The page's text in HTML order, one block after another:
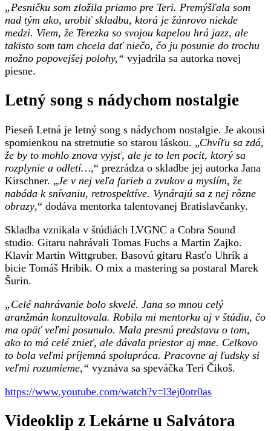
„ Pesničku som zložila priamo pre Teri. Premýšľala som
nad tým ako, urobiť skladbu, ktorá je žánrovo niekde
medzi. Viem, že Terezka so svojou kapelou hrá jazz, ale
takisto som tam chcela dať niečo, čo ju posunie do trochu
možno popovejšej polohy,“ vyjadrila sa autorka novej
piesne.
Letný song s nádychom nostalgie
Pieseň Letná je letný song s nádychom nostalgie. Je akousi
spomienkou na stretnutie so starou láskou. „Chvíľu sa zdá,
že by to mohlo znova vyjsť, ale je to len pocit, ktorý sa
rozplynie a odletí…,“ prezrádza o skladbe jej autorka Jana
Kirschner. „Je v nej veľa farieb a zvukov a myslím, že
nabáda k snívaniu, retrospektíve. Vynárajú sa z nej rôzne
obrazy,“ dodáva mentorka talentovanej Bratislavčanky.
Skladba vznikala v štúdiách LVGNC a Cobra Sound
studio. Gitaru nahrávali Tomas Fuchs a Martin Zajko.
Klavír Martin Wittgruber. Basovú gitaru Rasťo Uhrík a
bicie Tomáš Hribik. O mix a mastering sa postaral Marek
Šurin.
„ Celé nahrávanie bolo skvelé. Jana so mnou celý
aranžmán konzultovala. Robila mi mentorku aj v štúdiu, čo
ma opäť veľmi posunulo. Mala presnú predstavu o tom,
ako to má celé znieť, ale dávala priestor aj mne. Celkovo
to bola veľmi príjemná spolupráca. Pracovne aj ľudsky si
veľmi rozumieme,“ vyznáva sa speváčka Teri Čikoš.
https://www.youtube.com/watch?v=l3ej0otr0as
Videoklip z Lekárne u Salvátora